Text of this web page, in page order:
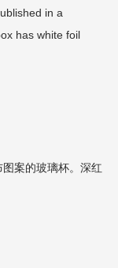
in a
has white foil
案的玻璃杯。深红